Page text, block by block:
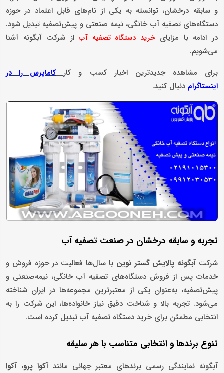
و سابقه درخشان، توانسته به یکی از نام‌های قابل اعتماد در حوزه
دستگاه‌های تصفیه آب خانگی، نیمه صنعتی و پیش‌تصفیه تبدیل شود.
در ادامه با مزایایخرید دستگاه تصفیه آباز شرکت آبگونه آشنا
می‌شویم.
برای مشاهده جدیدترین اخبار کسب و کار
کاماپرس را در
اینستاگرام دنبال کنید.
تجربه و سابقه درخشان در صنعت تصفیه آب
شرکت آبگونه پالایش گستر نوین با سال‌ها فعالیت در حوزه فروش و
خدمات پس از فروش دستگاه‌های تصفیه آب خانگی، نیمه‌صنعتی و
پیش‌تصفیه، به‌عنوان یکی از معتبرترین مجموعه‌ها در ایران شناخته
می‌شود. تجربه بالا و شناخت دقیق نیاز خانواده‌ها، این شرکت را به
انتخابی مطمئن برای خرید دستگاه تصفیه آب تبدیل کرده است.
تنوع برندها و انتخابی متناسب با هر سلیقه
آبگونه نمایندگی رسمی برندهای معتبر جهانی مانندآکوا پرو، آکوا